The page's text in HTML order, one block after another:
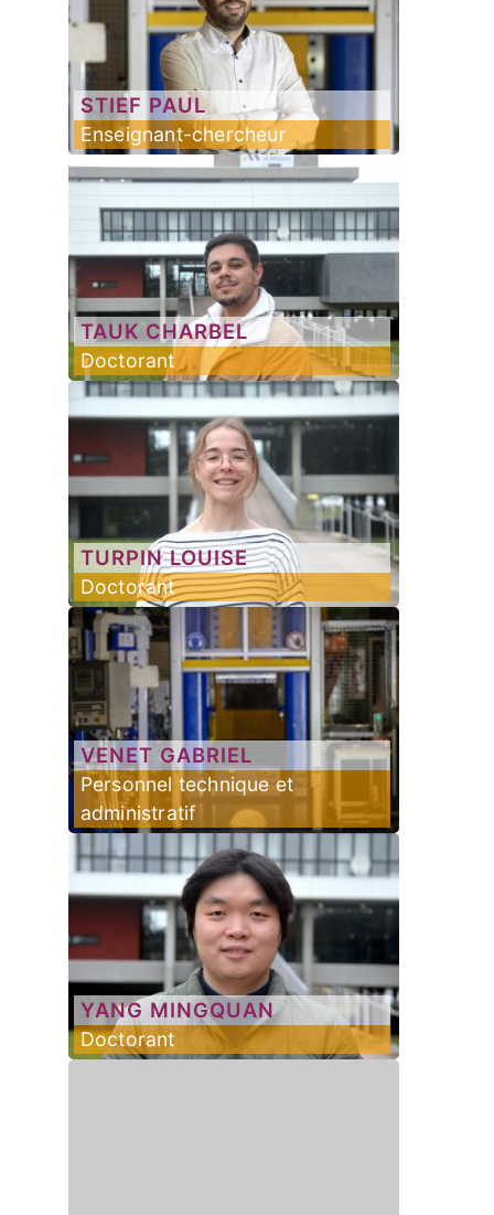
STIEF PAUL
Enseignant-chercheur
TAUK CHARBEL
Doctorant
TURPIN LOUISE
Doctorant
VENET GABRIEL
Personnel technique et
administratif
YANG MINGQUAN
Doctorant